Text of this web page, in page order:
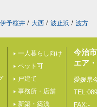
伊予桜井 / 大西 / 波止浜 / 波方
一人暮らし向け
ペット可
戸建て
事務所・店舗
新築・築浅
今治
エア
愛媛県
FAX:-